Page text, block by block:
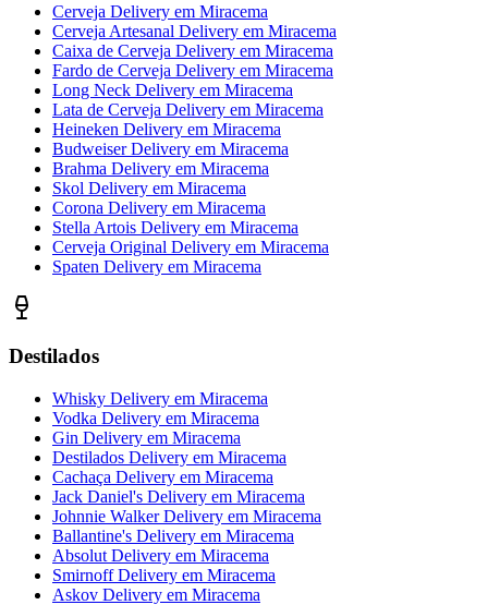
Cerveja Delivery em Miracema
Cerveja Artesanal Delivery em Miracema
Caixa de Cerveja Delivery em Miracema
Fardo de Cerveja Delivery em Miracema
Long Neck Delivery em Miracema
Lata de Cerveja Delivery em Miracema
Heineken Delivery em Miracema
Budweiser Delivery em Miracema
Brahma Delivery em Miracema
Skol Delivery em Miracema
Corona Delivery em Miracema
Stella Artois Delivery em Miracema
Cerveja Original Delivery em Miracema
Spaten Delivery em Miracema
Destilados
Whisky Delivery em Miracema
Vodka Delivery em Miracema
Gin Delivery em Miracema
Destilados Delivery em Miracema
Cachaça Delivery em Miracema
Jack Daniel's Delivery em Miracema
Johnnie Walker Delivery em Miracema
Ballantine's Delivery em Miracema
Absolut Delivery em Miracema
Smirnoff Delivery em Miracema
Askov Delivery em Miracema